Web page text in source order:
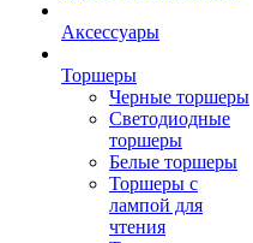
Аксессуары
Торшеры
Черные торшеры
Светодиодные
торшеры
Белые торшеры
Торшеры с
лампой для
чтения